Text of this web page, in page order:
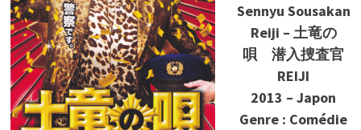
Sennyu Sousakan
Reiji – 土竜の
唄 潜入捜査官
REIJI
2013 – Japon
Genre : Comédie